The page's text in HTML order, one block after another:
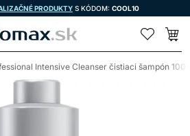
PRODUKTY S KÓDOM: COOL10
Intensive Cleanser čistiaci šampón